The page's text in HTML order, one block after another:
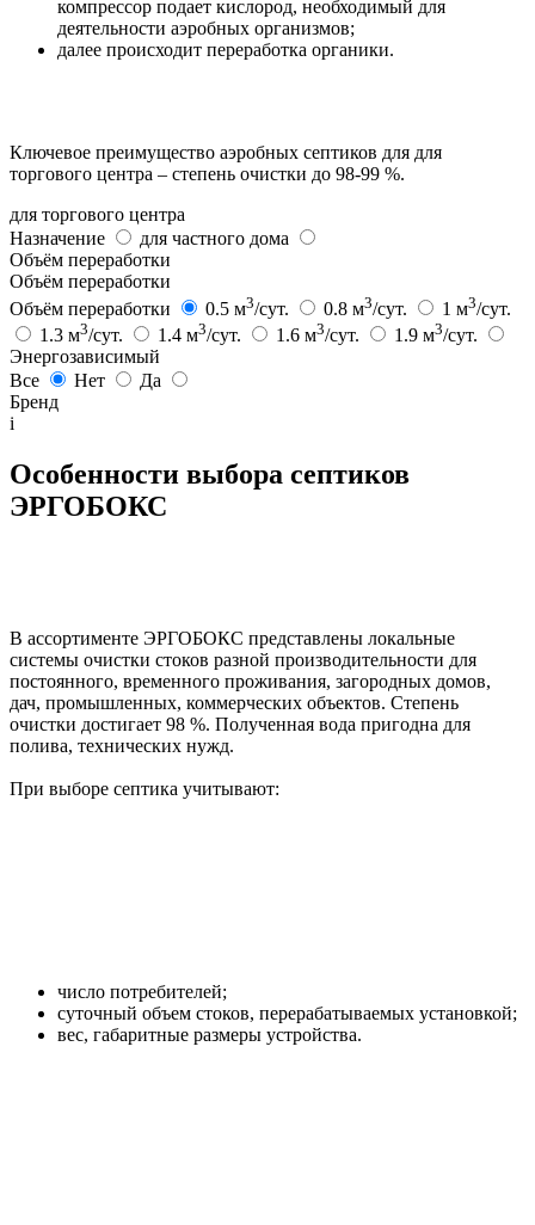
компрессор подает кислород, необходимый для
деятельности аэробных организмов;
далее происходит переработка органики.
Ключевое преимущество аэробных септиков для для
торгового центра – степень очистки до 98-99 %.
для торгового центра
Назначение
для частного дома
Объём переработки
Объём переработки
Объём переработки
0.5 м3/сут. 0.8 м3/сут. 1 м3/сут.
1.3 м3/сут. 1.4 м3/сут. 1.6 м3/сут. 1.9 м3/сут.
Энергозависимый
Все
Нет
Да
Бренд
i
Особенности выбора септиков
ЭРГОБОКС
В ассортименте ЭРГОБОКС представлены локальные
системы очистки стоков разной производительности для
постоянного, временного проживания, загородных домов,
дач, промышленных, коммерческих объектов. Степень
очистки достигает 98 %. Полученная вода пригодна для
полива, технических нужд.
При выборе септика учитывают:
число потребителей;
суточный объем стоков, перерабатываемых установкой;
вес, габаритные размеры устройства.